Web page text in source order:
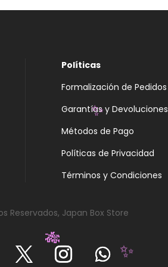
Políticas
Formalización de Pedidos
Garantías y Devoluciones
Métodos de Pago
Políticas de Privacidad
Términos y Condiciones
Reservados, Japan Box Store
🎋
✨